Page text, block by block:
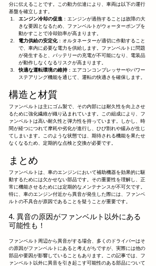
分に伝えることです。この動力伝達により、車両は以下の運行
基盤を確立します。
エンジン冷却の促進 ：エンジンが過熱することは故障の大
きな要因となるため、ファンベルトがウォーターポンプを
動かすことで冷却効率が高まります。
電力供給の安定化：オルタネーターが適切に作動すること
で、車内に必要な電力を供給します。ファンベルトに問題
が発生すると、バッテリーの充電が不可能になり、電装品
が動作しなくなるリスクが高まります。
快適な運転環境の維持 ：エアコンコンプレッサーやパワー
ステアリング機能を通じて、運転の快適さを確保します。
構造と材質
ファンベルトは主にゴム製で、その内部には耐久性を向上させ
るために強化繊維が織り込まれています。この組成により、フ
ァンベルトは高い耐久性と弾力性を持っています。しかし、時
間が経つにつれて摩耗や劣化が進行し、ひび割れや緩みが生じ
てしまいます。このような状態では、期待される機能を果たせ
なくなるため、定期的な点検と交換が必要です。
まとめ
ファンベルトは、車のエンジンにおいて補助機器を効果的に駆
動するためには欠かせない部品です。その重要性を理解し、正
常に機能させるためには定期的なメンテナンスが不可欠です。
特に、車のエンジン付近から異音が発生した際には、ファンベ
ルトの不具合が原因であることを疑うことが重要です。
4. 異音の原因がファンベルト以外にある
可能性も！
ファンベルト周辺から異音がする場合、多くのドライバーはそ
の原因がファンベルトにあると考えがちですが、実際には他の
部品や要因が影響していることもあります。この記事では、フ
ァンベルト以外に異音を引き起こす可能性のある部品について